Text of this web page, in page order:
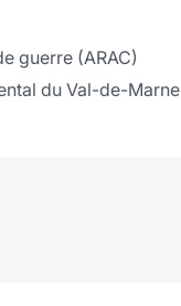
guerre (ARAC)
du Val-de-Marne